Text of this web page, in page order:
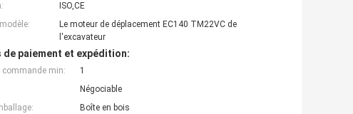
ISO,CE
Le moteur de déplacement EC140 TM22VC de
l'excavateur
paiement et expédition:
commande min:
1
Négociable
Boîte en bois